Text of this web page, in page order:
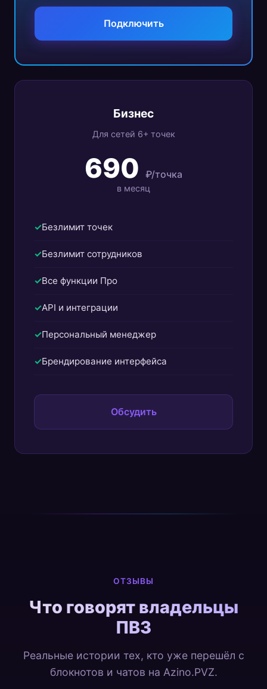
Подключить
Бизнес
Для сетей 6+ точек
690 ₽/точка
в месяц
Безлимит точек
Безлимит сотрудников
Все функции Про
API и интеграции
Персональный менеджер
Брендирование интерфейса
Обсудить
ОТЗЫВЫ
Что говорят владельцы
ПВЗ
Реальные истории тех, кто уже перешёл с
блокнотов и чатов на Azino.PVZ.